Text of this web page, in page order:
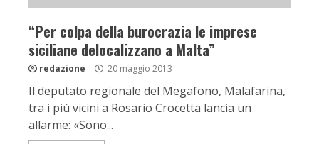
“Per colpa della burocrazia le imprese
siciliane delocalizzano a Malta”
redazione 20 maggio 2013
Il deputato regionale del Megafono, Malafarina,
tra i più vicini a Rosario Crocetta lancia un
allarme: «Sono...